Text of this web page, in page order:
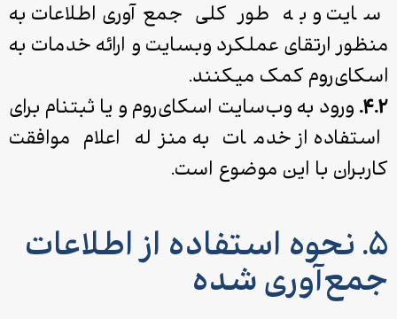
سایت و به طور کلی جمع‌آوری اطلاعات به
منظور ارتقای عملکرد وب­سایت و ارائه خدمات به
اسکای‌روم کمک می­کنند.
۴.۲. ورود به وب‌سایت اسکای‌روم و یا ثبت­نام برای
استفاده از خدمات به منزله اعلام موافقت
کاربران با این موضوع است.
۵. نحوه استفاده از اطلاعات
جمع‌آوری‌ شده